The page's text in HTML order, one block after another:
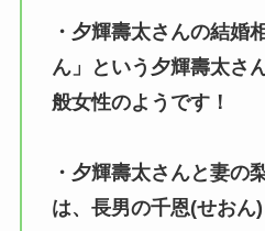
・夕輝壽太さんの結婚
ん」という夕輝壽太さ
般女性のようです！
・夕輝壽太さんと妻の
は、長男の千恩(せおん